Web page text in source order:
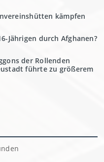
kämpfen
Jährigen durch Afghanen?
der Rollenden
führte zu größerem